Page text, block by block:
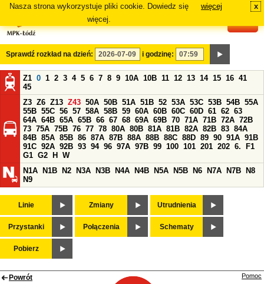
Nasza strona wykorzystuje pliki cookie. Dowiedz się
więcej.
więcej x
Sprawdź rozkład na dzień: i godzinę:
Z1 0 1 2 3 4 5 6 7 8 9 10A 10B 11 12 13 14 15 16 41
45
Z3 Z6 Z13 Z43 50A 50B 51A 51B 52 53A 53C 53B 54B 55A
55B 55C 56 57 58A 58B 59 60A 60B 60C 60D 61 62 63
64A 64B 65A 65B 66 67 68 69A 69B 70 71A 71B 72A 72B
73 75A 75B 76 77 78 80A 80B 81A 81B 82A 82B 83 84A
84B 85A 85B 86 87A 87B 88A 88B 88C 88D 89 90 91A 91B
91C 92A 92B 93 94 96 97A 97B 99 100 101 201 202 6.
F1
G1 G2 H
W
N1A
N1B N2 N3A N3B N4A N4B N5A N5B N6 N7A N7B
N8
N9
Linie Zmiany Utrudnienia
Przystanki Połączenia Schematy
Pobierz
Powrót Pomoc